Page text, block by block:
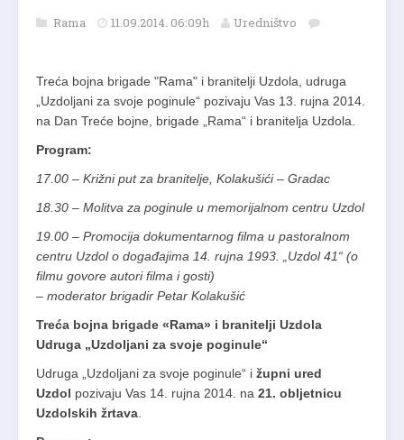
Rama 11.09.2014. 06:09h Uredništvo
Treća bojna brigade "Rama" i branitelji Uzdola, udruga
„Uzdoljani za svoje poginule“ pozivaju Vas 13. rujna 2014.
na Dan Treće bojne, brigade „Rama“ i branitelja Uzdola.
Program:
17.00 – Križni put za branitelje, Kolakušići – Gradac
18.30 – Molitva za poginule u memorijalnom centru Uzdol
19.00 – Promocija dokumentarnog filma u pastoralnom
centru Uzdol o događajima 14. rujna 1993. „Uzdol 41“ (o
filmu govore autori filma i gosti)
– moderator brigadir Petar Kolakušić
Treća bojna brigade «Rama» i branitelji Uzdola
Udruga „Uzdoljani za svoje poginule“
Udruga „Uzdoljani za svoje poginule“ i župni ured
Uzdol pozivaju Vas 14. rujna 2014. na 21. obljetnicu
Uzdolskih žrtava